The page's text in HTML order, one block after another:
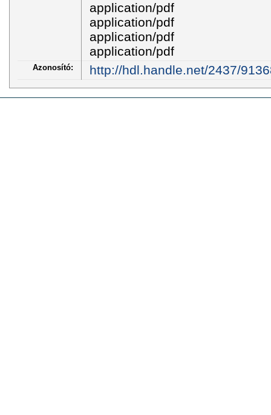
application/pdf
application/pdf
application/pdf
application/pdf
Azonosító: http://hdl.handle.net/2437/